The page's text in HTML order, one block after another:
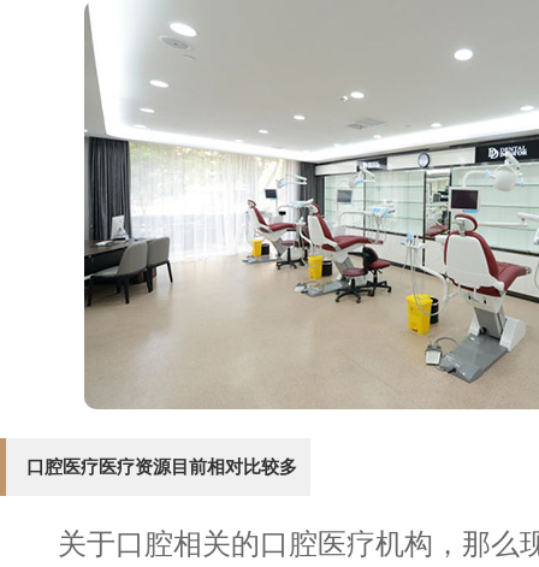
口腔医疗医疗资源目前相对比较多
关于口腔相关的口腔医疗机构，那么